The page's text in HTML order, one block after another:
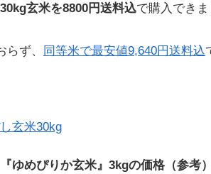
玄米を8800円送料込で購入できま
ず、
同等米で最安値9,640円送料込
玄米30kg
ゆめぴりか玄米』3kgの価格（参考）